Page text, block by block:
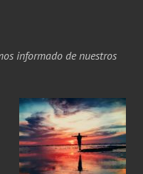
informado de nuestros